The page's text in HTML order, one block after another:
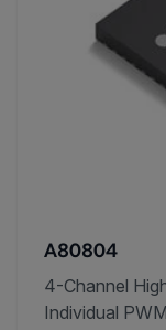
A80804
4-Channel
Individual